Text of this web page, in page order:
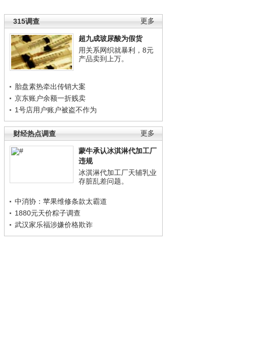
更多
315调查
超九成玻尿酸为假货
用关系网织就暴利，8元
产品卖到上万。
胎盘素热牵出传销大案
京东账户余额一折贱卖
1号店用户账户被盗不作为
更多
财经热点调查
蒙牛承认冰淇淋代加工厂
违规
冰淇淋代加工厂天辅乳业
存脏乱差问题。
中消协：苹果维修条款太霸道
1880元天价粽子调查
武汉家乐福涉嫌价格欺诈